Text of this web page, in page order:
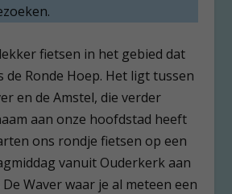
fietsen in het gebied dat
de Ronde Hoep. Het ligt tussen
en de Amstel, die verder
aan onze hoofdstad heeft
ons rondje fietsen op een
vanuit Ouderkerk aan
Waver waar je al meteen een